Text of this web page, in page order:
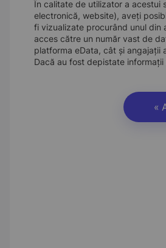
În calitate de utilizator a acestui
electronică, website), aveți
fi vizualizate procurând unul din
acces către un număr vast de
platforma eData, cât și angajații
Dacă au fost depistate
«